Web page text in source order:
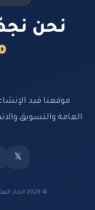
نحن
موقعنا قيد
العامة والتسويق
𝕏
© 2026 اتحاد العلاقات · جميع الحقوق محفوظة